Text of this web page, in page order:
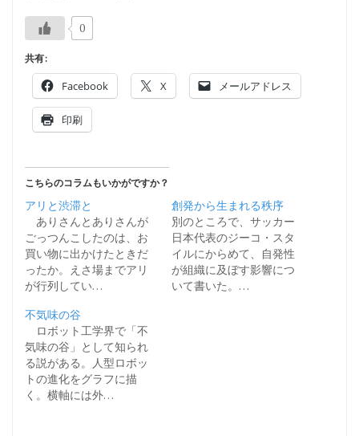
0
共有:
Facebook X メールアドレス
印刷
こちらのコラムもいかがですか？
アリと渋滞と
ありさんとありさんが
ごっつんこしたのは、お
買い物に出かけたときだ
ったか。えさ場までアリ
が行列してい…
創発から生まれる秩序
別のところで、サッカー
日本代表のジーコ・スタ
イルにからめて、自発性
が組織に及ぼす影響につ
いて書いた。…
不気味の谷
ロボット工学界で「不
気味の谷」として知られ
る説がある。人型ロボッ
トの進化をグラフに描
く。横軸には外…